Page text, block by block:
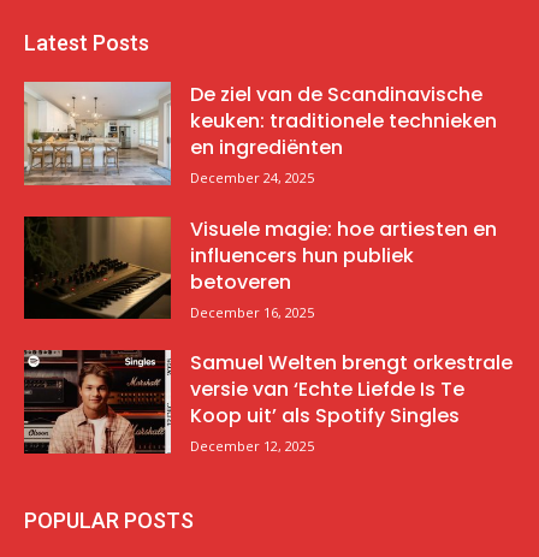
Latest Posts
De ziel van de Scandinavische
keuken: traditionele technieken
en ingrediënten
December 24, 2025
Visuele magie: hoe artiesten en
influencers hun publiek
betoveren
December 16, 2025
Samuel Welten brengt orkestrale
versie van ‘Echte Liefde Is Te
Koop uit’ als Spotify Singles
December 12, 2025
POPULAR POSTS